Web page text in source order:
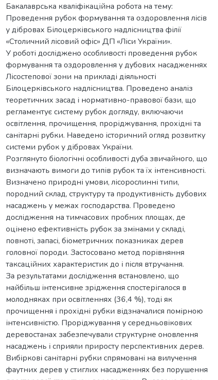
Бакалаврська кваліфікаційна робота на тему:
Проведення рубок формування та оздоровлення лісів
у дібровах Білоцерківського надлісництва філії
«Столичний лісовий офіс» ДП «Ліси України».
У роботі досліджено особливості проведення рубок
формування та оздоровлення у дубових насадженнях
Лісостепової зони на прикладі діяльності
Білоцерківського надлісництва. Проведено аналіз
теоретичних засад і нормативно-правової бази, що
регламентує систему рубок догляду, включаючи
освітлення, прочищення, проріджування, прохідні та
санітарні рубки. Наведено історичний огляд розвитку
системи рубок у дібровах України.
Розглянуто біологічні особливості дуба звичайного, що
визначають вимоги до типів рубок та їх інтенсивності.
Визначено природні умови, лісорослинні типи,
породний склад, структуру та продуктивність дубових
насаджень у межах господарства. Проведено
дослідження на тимчасових пробних площах, де
оцінено ефективність рубок за змінами у складі,
повноті, запасі, біометричних показниках дерев
головної породи. Застосовано метод порівняння
таксаційних характеристик до і після втручання.
За результатами дослідження встановлено, що
найбільш інтенсивне зрідження спостерігалося в
молодняках при освітленнях (36,4 %), тоді як
прочищення і прохідні рубки відзначалися помірною
інтенсивністю. Проріджування у середньовікових
деревостанах забезпечували структурне оновлення
насаджень і сприяли приросту перспективних дерев.
Вибіркові санітарні рубки спрямовані на вилучення
фаутних дерев у стиглих насадженнях без порушення